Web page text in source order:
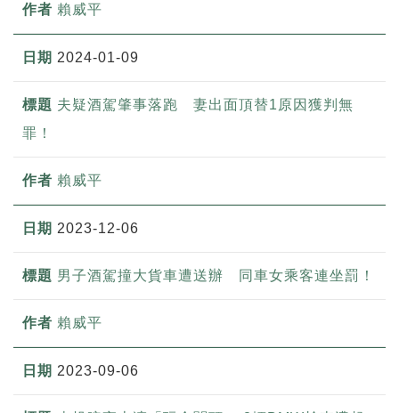
賴威平
2024-01-09
夫疑酒駕肇事落跑 妻出面頂替1原因獲判無
罪！
賴威平
2023-12-06
男子酒駕撞大貨車遭送辦 同車女乘客連坐罰！
賴威平
2023-09-06